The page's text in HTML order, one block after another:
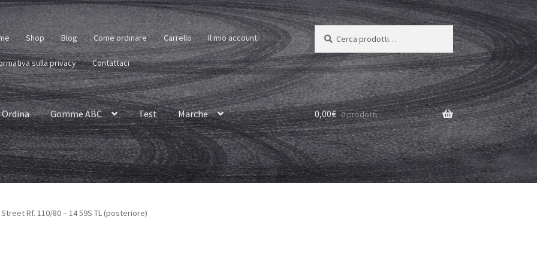
Shop Blog Come ordinare Carrello Il mio account
sulla privacy Contattaci
Cerca:
Cerca
Ordina Gomme ABC Test Marche 0,00€ 0 prodotti
Rf. 110/80 – 14 59S TL (posteriore)